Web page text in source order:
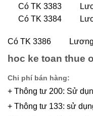
Có TK 3383
Có TK 3384
Có TK 3386 Lương
hoc ke toan thue
Chi phí bán hàng:
+ Thông tư 200: Sử
+ Thông tư 133: sử